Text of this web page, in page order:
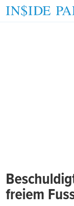
freiem